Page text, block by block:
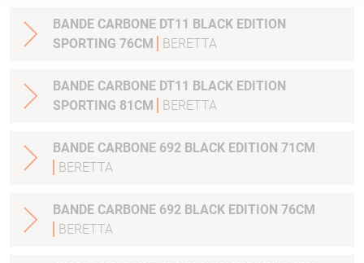
BANDE CARBONE DT11 BLACK EDITION
SPORTING 76CM
BERETTA
BANDE CARBONE DT11 BLACK EDITION
SPORTING 81CM
BERETTA
BANDE CARBONE 692 BLACK EDITION 71CM
BERETTA
BANDE CARBONE 692 BLACK EDITION 76CM
BERETTA